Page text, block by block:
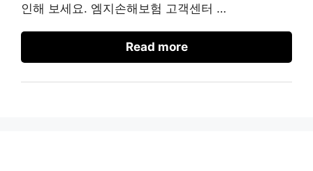
인해 보세요. 엠지손해보험 고객센터 …
Read more